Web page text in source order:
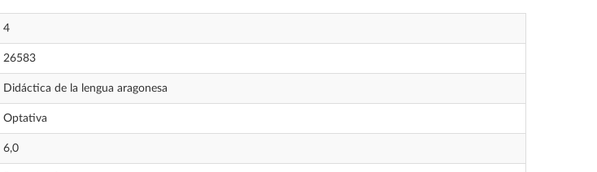
4
26583
Didáctica de la lengua aragonesa
Optativa
6,0